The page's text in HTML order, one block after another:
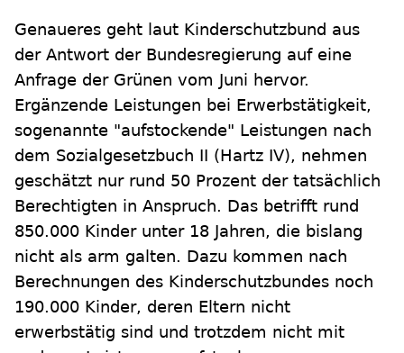
Genaueres geht laut Kinderschutzbund aus
der Antwort der Bundesregierung auf eine
Anfrage der Grünen vom Juni hervor.
Ergänzende Leistungen bei Erwerbstätigkeit,
sogenannte "aufstockende" Leistungen nach
dem Sozialgesetzbuch II (Hartz IV), nehmen
geschätzt nur rund 50 Prozent der tatsächlich
Berechtigten in Anspruch. Das betrifft rund
850.000 Kinder unter 18 Jahren, die bislang
nicht als arm galten. Dazu kommen nach
Berechnungen des Kinderschutzbundes noch
190.000 Kinder, deren Eltern nicht
erwerbstätig sind und trotzdem nicht mit